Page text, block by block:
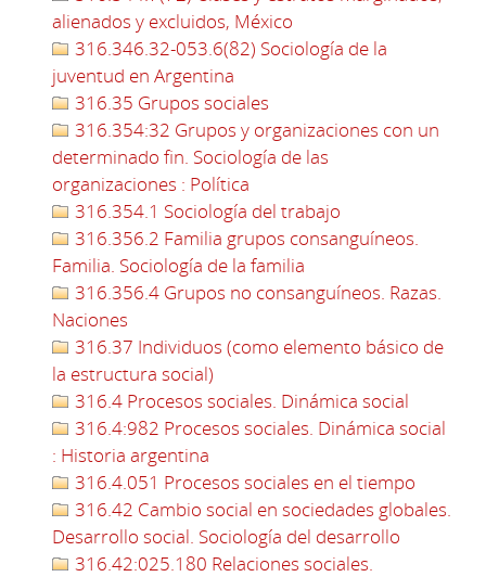
alienados y excluidos, México
316.346.32-053.6(82) Sociología de la
juventud en Argentina
316.35 Grupos sociales
316.354:32 Grupos y organizaciones con un
determinado fin. Sociología de las
organizaciones : Política
316.354.1 Sociología del trabajo
316.356.2 Familia grupos consanguíneos.
Familia. Sociología de la familia
316.356.4 Grupos no consanguíneos. Razas.
Naciones
316.37 Individuos (como elemento básico de
la estructura social)
316.4 Procesos sociales. Dinámica social
316.4:982 Procesos sociales. Dinámica social
: Historia argentina
316.4.051 Procesos sociales en el tiempo
316.42 Cambio social en sociedades globales.
Desarrollo social. Sociología del desarrollo
316.42:025.180 Relaciones sociales.